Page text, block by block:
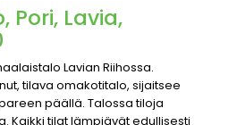
Pori, Lavia,
Lavian Riihossa.
tilava omakotitalo, sijaitsee
päällä. Talossa tiloja
Kaikki tilat lämpiävät edullisesti